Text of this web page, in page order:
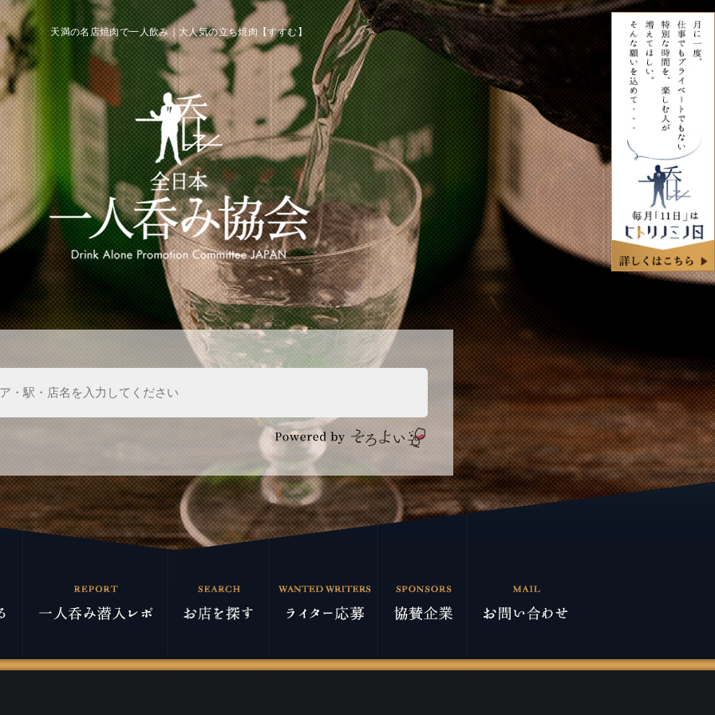
天満の名店焼肉で一人飲み｜大人気の立ち焼肉【すすむ】